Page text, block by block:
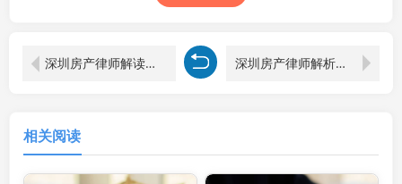
深圳房产律师解读：二房东拖欠房租大房东是否有权赶人？ 深圳房产律师解析：房屋在租赁中被租客擅卖之应对策略
相关阅读